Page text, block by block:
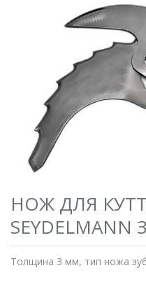
НОЖ ДЛЯ
Толщина 3 мм, тип ножа